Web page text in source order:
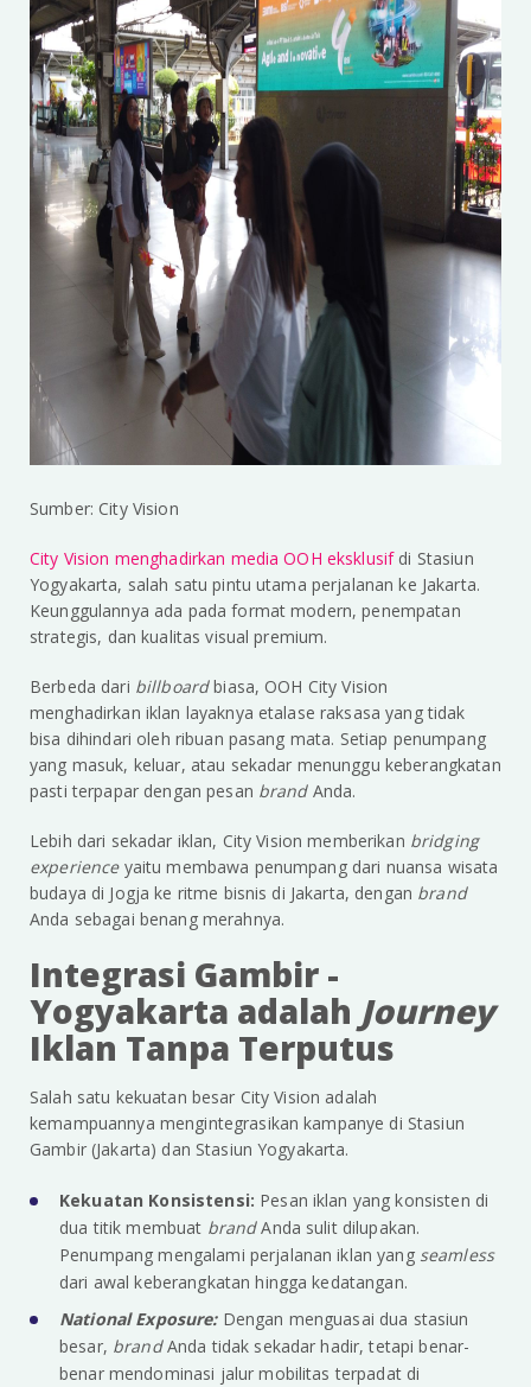
Sumber: City Vision
City Vision menghadirkan media OOH eksklusifdi Stasiun
Yogyakarta, salah satu pintu utama perjalanan ke Jakarta.
Keunggulannya ada pada format modern, penempatan
strategis, dan kualitas visual premium.
Berbeda dari billboardbiasa, OOH City Vision
menghadirkan iklan layaknya etalase raksasa yang tidak
bisa dihindari oleh ribuan pasang mata. Setiap penumpang
yang masuk, keluar, atau sekadar menunggu keberangkatan
pasti terpapar dengan pesan brand Anda.
Lebih dari sekadar iklan, City Vision memberikan bridging
experienceyaitu membawa penumpang dari nuansa wisata
budaya di Jogja ke ritme bisnis di Jakarta, dengan brand
Anda sebagai benang merahnya.
Integrasi Gambir -
Yogyakarta adalah Journey
Iklan Tanpa Terputus
Salah satu kekuatan besar City Vision adalah
kemampuannya mengintegrasikan kampanye di Stasiun
Gambir (Jakarta) dan Stasiun Yogyakarta.
Kekuatan Konsistensi: Pesan iklan yang konsisten di
dua titik membuat brandAnda sulit dilupakan.
Penumpang mengalami perjalanan iklan yang seamless
dari awal keberangkatan hingga kedatangan.
National Exposure:Dengan menguasai dua stasiun
besar, brandAnda tidak sekadar hadir, tetapi benar-
benar mendominasi jalur mobilitas terpadat di